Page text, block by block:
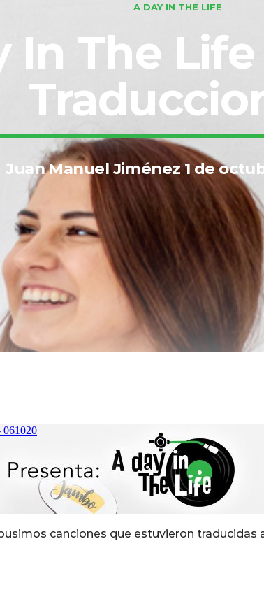
A DAY IN THE LIFE
In The Life
Juan Manuel Jiménez 1 de
canciones que estuvieron traducidas